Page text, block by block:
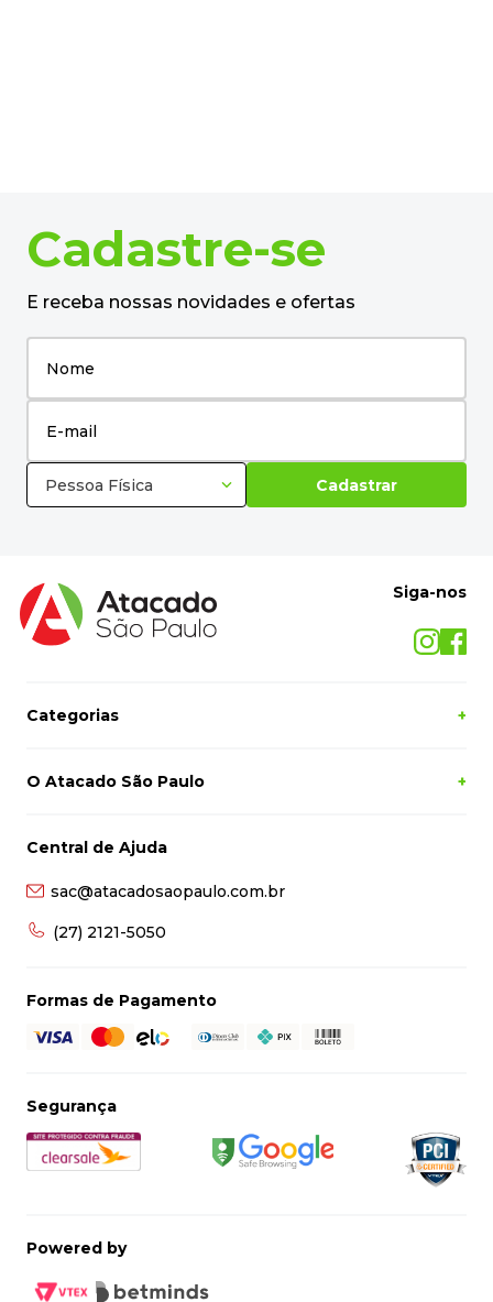
Cadastre-se
E receba nossas novidades e ofertas
Pessoa Física Cadastrar
Siga-nos
Categorias +
O Atacado São Paulo +
Central de Ajuda
sac@atacadosaopaulo.com.br
(27) 2121-5050
Formas de Pagamento
Segurança
Powered by